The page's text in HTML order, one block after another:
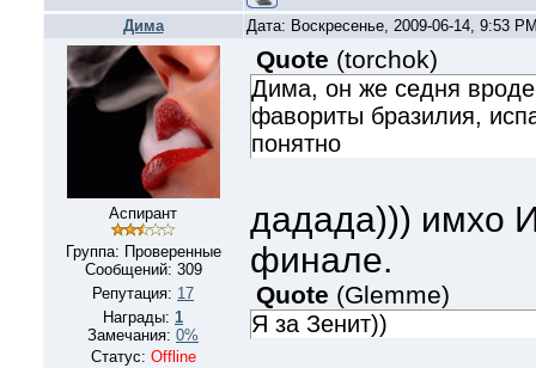
Дима Дата: Воскресенье, 2009-06-14, 9:53
Аспирант
Группа: Проверенные
Сообщений: 309
Репутация: 17
Награды: 1
Замечания: 0%
Статус: Offline
Quote (torchok)
Дима, он же седня
фавориты бразилия,
понятно
дадада))) имхо
финале.
Quote (Glemme)
Я за Зенит))